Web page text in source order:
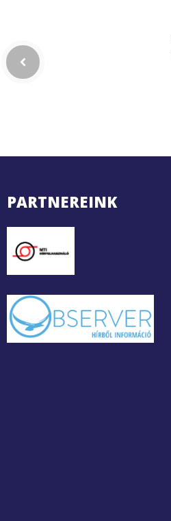
PARTNEREINK